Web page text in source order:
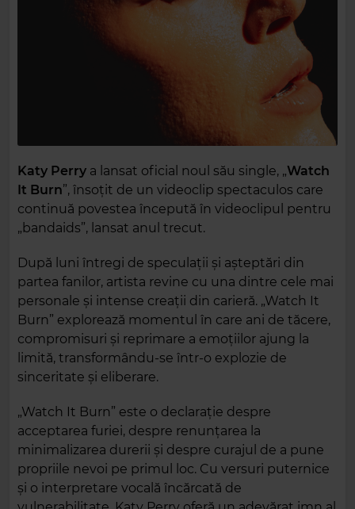
Katy Perry a lansat oficial noul său single, „Watch
It Burn”, însoțit de un videoclip spectaculos care
continuă povestea începută în videoclipul pentru
„bandaids”, lansat anul trecut.
După luni întregi de speculații și așteptări din
partea fanilor, artista revine cu una dintre cele mai
personale și intense creații din carieră. „Watch It
Burn” explorează momentul în care ani de tăcere,
compromisuri și reprimare a emoțiilor ajung la
limită, transformându-se într-o explozie de
sinceritate și eliberare.
„Watch It Burn” este o declarație despre
acceptarea furiei, despre renunțarea la
minimalizarea durerii și despre curajul de a pune
propriile nevoi pe primul loc. Cu versuri puternice
și o interpretare vocală încărcată de